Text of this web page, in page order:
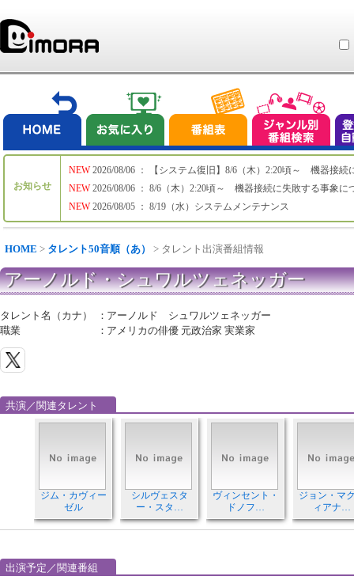
お知らせ
NEW
NEW
NEW
2026/08/06 ： 【システム復旧】8/6（木）2:20頃～ 機器接続
2026/08/06 ： 8/6（木）2:20頃～ 機器接続に失敗する事象に
2026/08/05 ： 8/19（水）システムメンテナンス
HOME > タレント50音順（あ） > タレント出演番組情報
アーノルド・シュワルツェネッガー
タレント名（カナ） ： アーノルド シュワルツェネッガー
職業
： アメリカの俳優 元政治家 実業家
共演／関連タレント
ジム・カヴィー
ゼル
シルヴェスタ
ー・スタ…
ヴィンセント・
ドノフ…
ジョン・マ
ィアナ…
出演予定／関連番組